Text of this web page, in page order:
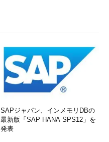
SAPジャパン、インメモリDBの
最新版「SAP HANA SPS12」を
発表